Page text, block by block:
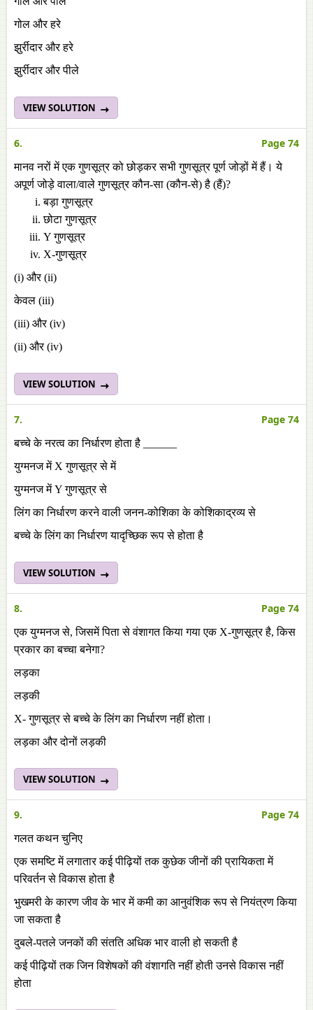
गोल और हरे
झुर्रीदार और हरे
झुर्रीदार और पीले
VIEW SOLUTION
6. Page 74
मानव नरों में एक गुणसूत्र को छोड़कर सभी गुणसूत्र पूर्ण जोड़ों में हैं। ये
अपूर्ण जोड़े वाला/वाले गुणसूत्र कौन-सा (कौन-से) है (हैं)?
बड़ा गुणसूत्र
छोटा गुणसूत्र
Y गुणसूत्र
X-गुणसूत्र
(i) और (ii)
केवल (iii)
(iii) और (iv)
(ii) और (iv)
VIEW SOLUTION
7. Page 74
बच्चे के नरत्व का निर्धारण होता है ______
युग्मनज में X गुणसूत्र से में
युग्मनज में Y गुणसूत्र से
लिंग का निर्धारण करने वाली जनन-कोशिका के कोशिकाद्रव्य से
बच्चे के लिंग का निर्धारण यादृच्छिक रूप से होता है
VIEW SOLUTION
8. Page 74
एक युग्मनज से, जिसमें पिता से वंशागत किया गया एक X-गुणसूत्र है, किस
प्रकार का बच्चा बनेगा?
लड़का
लड़की
X- गुणसूत्र से बच्चे के लिंग का निर्धारण नहीं होता।
लड़का और दोनों लड़की
VIEW SOLUTION
9. Page 74
गलत कथन चुनिए
एक समष्टि में लगातार कई पीढ़ियों तक कुछेक जीनों की प्रायिकता में
परिवर्तन से विकास होता है
भुखमरी के कारण जीव के भार में कमी का आनुवंशिक रूप से नियंत्रण किया
जा सकता है
दुबले-पतले जनकों की संतति अधिक भार वाली हो सकती है
कई पीढ़ियों तक जिन विशेषकों की वंशागति नहीं होती उनसे विकास नहीं
होता